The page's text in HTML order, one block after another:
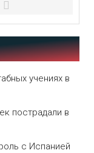
учениях в
пострадали в
с Испанией